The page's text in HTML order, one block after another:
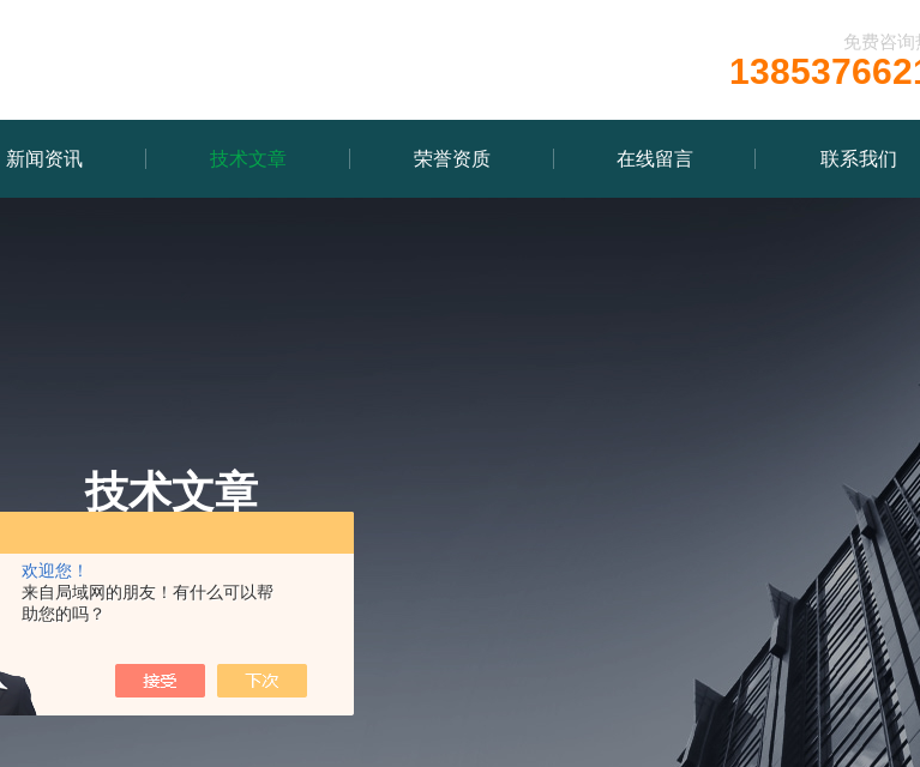
欢迎您！
来自局域网的朋友！有什么可以帮
助您的吗？
免费咨询
新闻资讯 技术文章 荣誉资质 在线留言 联系我们
技术文章
TECHNICAL ARTICLES